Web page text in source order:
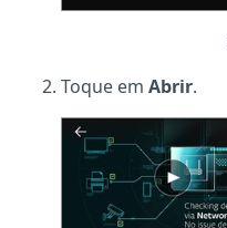
Toque em Abrir.